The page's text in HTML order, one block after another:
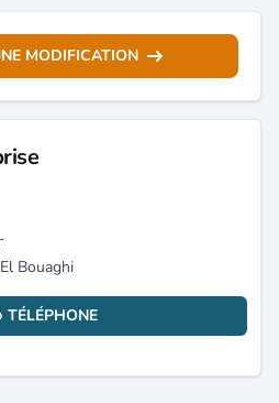
MODIFICATION
Bouaghi
TÉLÉPHONE